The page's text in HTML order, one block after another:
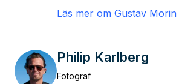
Läs mer om Gustav Morin
Philip Karlberg
Fotograf